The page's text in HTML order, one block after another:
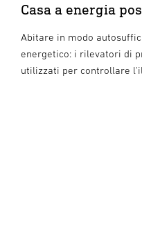
Casa a energia
Abitare in modo
energetico: i rilevatori di
utilizzati per controllare